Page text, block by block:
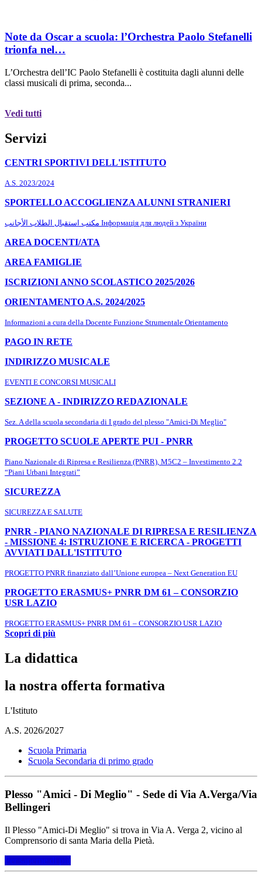
Note da Oscar a scuola: l’Orchestra Paolo Stefanelli
trionfa nel…
L’Orchestra dell’IC Paolo Stefanelli è costituita dagli alunni delle
classi musicali di prima, seconda...
Vedi tutti
Servizi
CENTRI SPORTIVI DELL'ISTITUTO
A.S. 2023/2024
SPORTELLO ACCOGLIENZA ALUNNI STRANIERI
مكتب استقبال الطلاب الأجانب Інформація для людей з України
AREA DOCENTI/ATA
AREA FAMIGLIE
ISCRIZIONI ANNO SCOLASTICO 2025/2026
ORIENTAMENTO A.S. 2024/2025
Informazioni a cura della Docente Funzione Strumentale Orientamento
PAGO IN RETE
INDIRIZZO MUSICALE
EVENTI E CONCORSI MUSICALI
SEZIONE A - INDIRIZZO REDAZIONALE
Sez. A della scuola secondaria di I grado del plesso "Amici-Di Meglio"
PROGETTO SCUOLE APERTE PUI - PNRR
Piano Nazionale di Ripresa e Resilienza (PNRR), M5C2 – Investimento 2.2
“Piani Urbani Integrati”
SICUREZZA
SICUREZZA E SALUTE
PNRR - PIANO NAZIONALE DI RIPRESA E RESILIENZA
- MISSIONE 4: ISTRUZIONE E RICERCA - PROGETTI
AVVIATI DALL'ISTITUTO
PROGETTO PNRR finanziato dall’Unione europea – Next Generation EU
PROGETTO ERASMUS+ PNRR DM 61 – CONSORZIO
USR LAZIO
PROGETTO ERASMUS+ PNRR DM 61 – CONSORZIO USR LAZIO
Scopri di più
La didattica
la nostra offerta formativa
L'Istituto
A.S. 2026/2027
Scuola Primaria
Scuola Secondaria di primo grado
Plesso "Amici - Di Meglio" - Sede di Via A.Verga/Via
Bellingeri
Il Plesso "Amici-Di Meglio" si trova in Via A. Verga 2, vicino al
Comprensorio di santa Maria della Pietà.
Per saperne di più